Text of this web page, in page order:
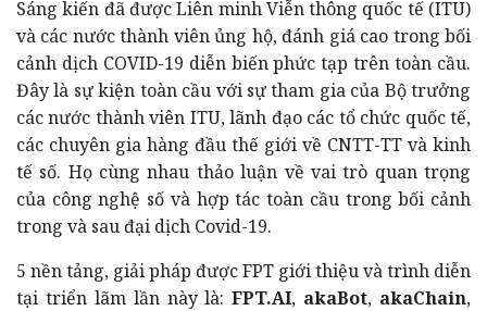
Sáng kiến đã được Liên minh Viễn thông quốc tế (ITU)
và các nước thành viên ủng hộ, đánh giá cao trong bối
cảnh dịch COVID-19 diễn biến phức tạp trên toàn cầu.
Đây là sự kiện toàn cầu với sự tham gia của Bộ trưởng
các nước thành viên ITU, lãnh đạo các tổ chức quốc tế,
các chuyên gia hàng đầu thế giới về CNTT-TT và kinh
tế số. Họ cùng nhau thảo luận về vai trò quan trọng
của công nghệ số và hợp tác toàn cầu trong bối cảnh
trong và sau đại dịch Covid-19.
5 nền tảng, giải pháp được FPT giới thiệu và trình diễn
tại triển lãm lần này là:FPT.AI, akaBot, akaChain,